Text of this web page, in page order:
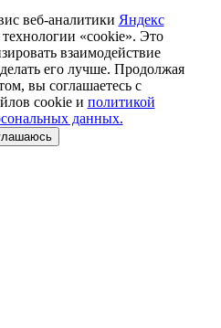
веб-аналитики Яндекс
«cookie». Это
взаимодействие
его лучше. Продолжая
вы соглашаетесь с
cookie и политикой
данных.